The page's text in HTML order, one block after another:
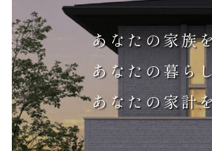
あなたの家族
あなたの暮ら
あなたの家計